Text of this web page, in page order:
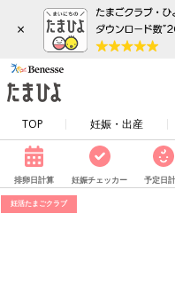
×
TOP 妊娠・出産
排卵日計算 妊娠チェッカー 予定日
妊活たまごクラブ